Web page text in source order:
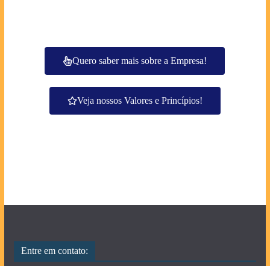
Quero saber mais sobre a Empresa!
Veja nossos Valores e Princípios!
Entre em contato: